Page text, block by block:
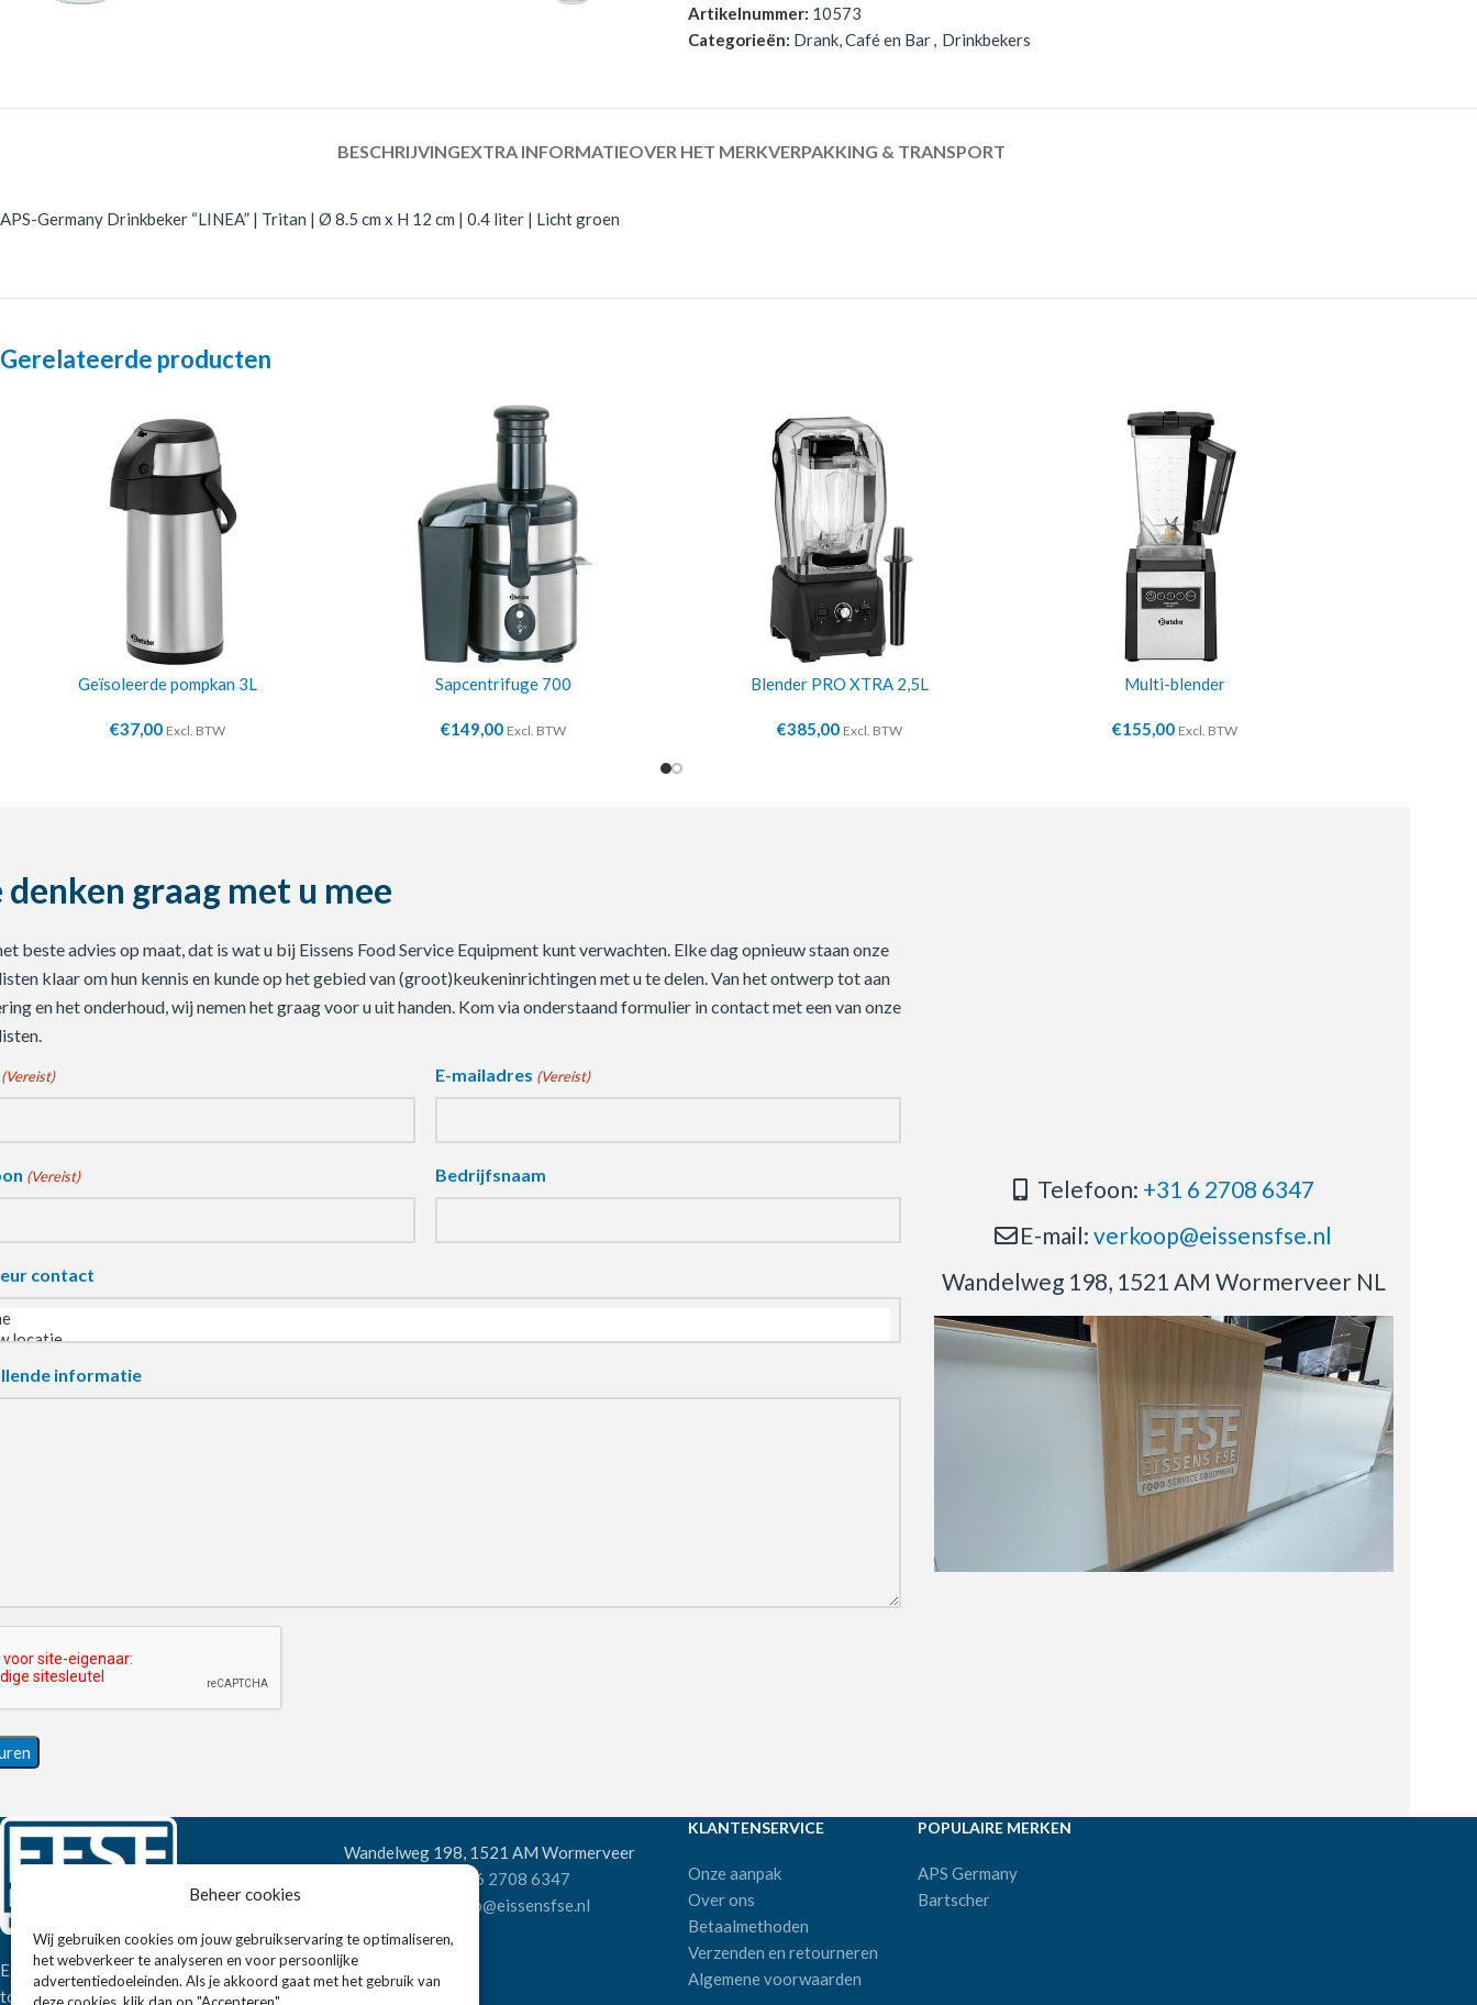
Beheer cookies
Wij gebruiken cookies om jouw gebruikservaring te optimaliseren,
het webverkeer te analyseren en voor persoonlijke
advertentiedoeleinden. Als je akkoord gaat met het gebruik van
Artikelnummer: 10573
Categorieën: Drank, Café en Bar, Drinkbekers
BESCHRIJVINGEXTRA INFORMATIEOVER HET MERKVERPAKKING & TRANSPORT
APS-Germany Drinkbeker “LINEA” | Tritan | Ø 8.5 cm x H 12 cm | 0.4 liter | Licht groen
Gerelateerde producten
Geïsoleerde pompkan 3L
€37,00 Excl. BTW
Sapcentrifuge 700
€149,00 Excl. BTW
Blender PRO XTRA 2,5L
€385,00 Excl. BTW
Multi-blender
€155,00 Excl. BTW
denken graag met u mee
beste advies op maat, dat is wat u bij Eissens Food Service Equipment kunt verwachten. Elke dag opnieuw staan onze
klaar om hun kennis en kunde op het gebied van (groot)keukeninrichtingen met u te delen. Van het ontwerp tot aan
en het onderhoud, wij nemen het graag voor u uit handen. Kom via onderstaand formulier in contact met een van onze
(Vereist) E-mailadres (Vereist)
(Vereist) Bedrijfsnaam
contact
informatie
Telefoon: +31 6 2708 6347
E-mail:verkoop@eissensfse.nl
Wandelweg 198, 1521 AM Wormerveer NL
Eissens FSE is een horeca
totaalleverancier. U vindt bij ons niet
Wandelweg 198, 1521 AM Wormerveer
+31 6 2708 6347
verkoop@eissensfse.nl
KLANTENSERVICE
Onze aanpak
Over ons
Betaalmethoden
Verzenden en retourneren
Algemene voorwaarden
POPULAIRE MERKEN
APS Germany
Bartscher